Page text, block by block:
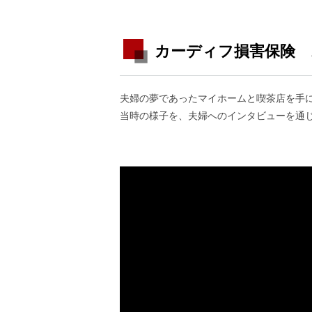
カーディフ損害保険
夫婦の夢であったマイホームと喫茶店を手
当時の様子を、夫婦へのインタビューを通